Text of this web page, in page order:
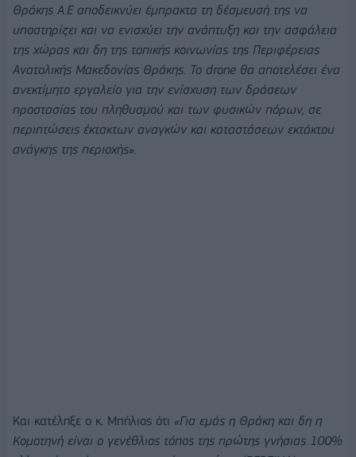
Θράκης Α.Ε αποδεικνύει έμπρακτα τη δέσμευσή της να
υποστηρίζει και να ενισχύει την ανάπτυξη και την ασφάλεια
της χώρας και δη της τοπικής κοινωνίας της Περιφέρειας
Ανατολικής Μακεδονίας Θράκης. Το drone θα αποτελέσει ένα
ανεκτίμητο εργαλείο για την ενίσχυση των δράσεων
προστασίας του πληθυσμού και των φυσικών πόρων, σε
περιπτώσεις έκτακτων αναγκών και καταστάσεων εκτάκτου
ανάγκης της περιοχής».
Και κατέληξε ο κ. Μπήλιος ότι «Για εμάς η Θράκη και δη η
Κομοτηνή είναι ο γενέθλιος τόπος της πρώτης γνήσιας 100%